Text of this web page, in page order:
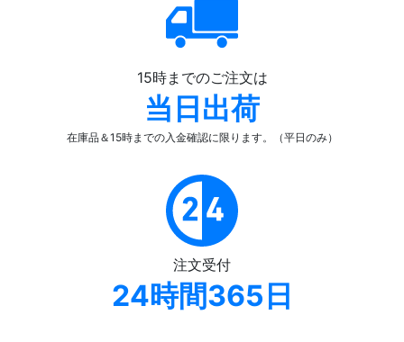
15時までのご注文は
当日出荷
在庫品＆15時までの入金確認に限ります。（平日のみ）
注文受付
24時間365日